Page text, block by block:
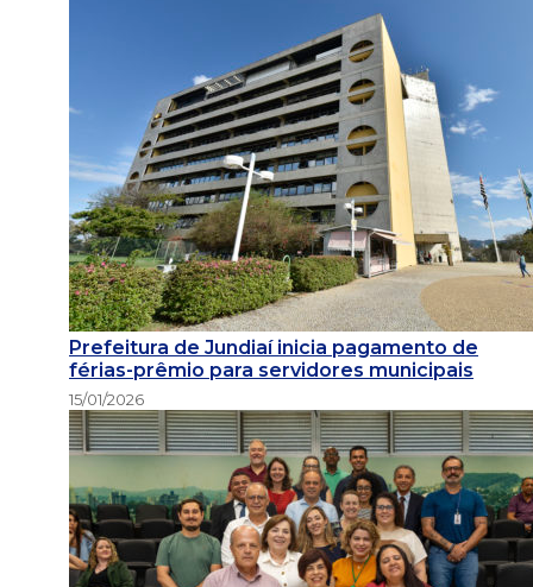
Prefeitura de Jundiaí inicia pagamento de
férias-prêmio para servidores municipais
15/01/2026